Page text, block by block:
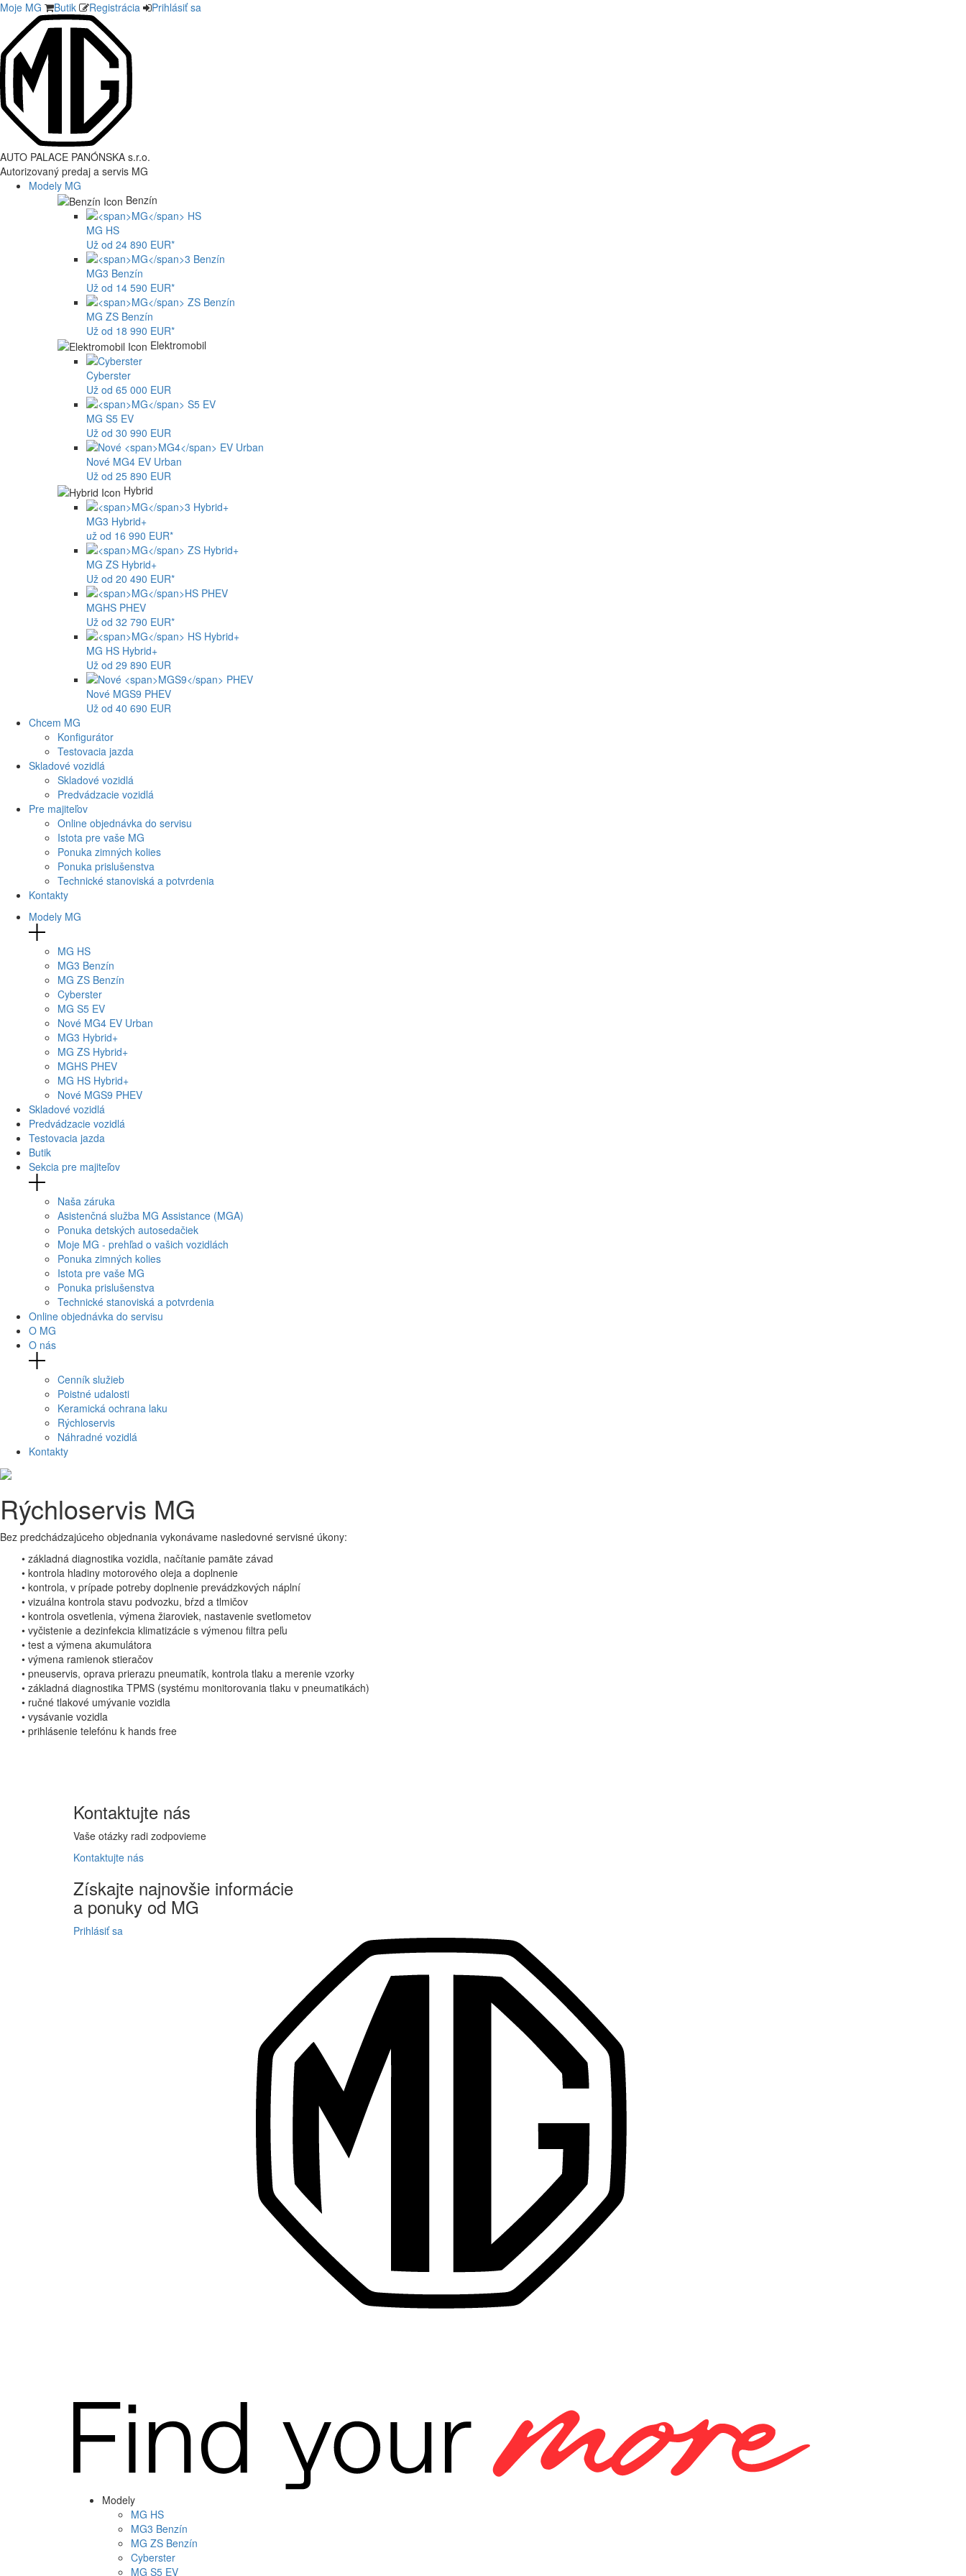
Moje MG Butik Registrácia Prihlásiť sa
AUTO PALACE PANÓNSKA s.r.o.
Autorizovaný predaj a servis MG
Modely MG
Benzín
MG HS
Už od 24 890 EUR*
MG3 Benzín
Už od 14 590 EUR*
MG ZS Benzín
Už od 18 990 EUR*
Elektromobil
Cyberster
Už od 65 000 EUR
MG S5 EV
Už od 30 990 EUR
Nové MG4 EV Urban
Už od 25 890 EUR
Hybrid
MG3 Hybrid+
už od 16 990 EUR*
MG ZS Hybrid+
Už od 20 490 EUR*
MGHS PHEV
Už od 32 790 EUR*
MG HS Hybrid+
Už od 29 890 EUR
Nové MGS9 PHEV
Už od 40 690 EUR
Chcem MG
Konfigurátor
Testovacia jazda
Skladové vozidlá
Skladové vozidlá
Predvádzacie vozidlá
Pre majiteľov
Online objednávka do servisu
Istota pre vaše MG
Ponuka zimných kolies
Ponuka prislušenstva
Technické stanoviská a potvrdenia
Kontakty
Modely MG
MG HS
MG3 Benzín
MG ZS Benzín
Cyberster
MG S5 EV
Nové MG4 EV Urban
MG3 Hybrid+
MG ZS Hybrid+
MGHS PHEV
MG HS Hybrid+
Nové MGS9 PHEV
Skladové vozidlá
Predvádzacie vozidlá
Testovacia jazda
Butik
Sekcia pre majiteľov
Naša záruka
Asistenčná služba MG Assistance (MGA)
Ponuka detských autosedačiek
Moje MG - prehľad o vašich vozidlách
Ponuka zimných kolies
Istota pre vaše MG
Ponuka prislušenstva
Technické stanoviská a potvrdenia
Online objednávka do servisu
O MG
O nás
Cenník služieb
Poistné udalosti
Keramická ochrana laku
Rýchloservis
Náhradné vozidlá
Kontakty
Rýchloservis MG
Bez predchádzajúceho objednania vykonávame nasledovné servisné úkony:
• základná diagnostika vozidla, načítanie pamäte závad
• kontrola hladiny motorového oleja a doplnenie
• kontrola, v prípade potreby doplnenie prevádzkových náplní
• vizuálna kontrola stavu podvozku, bŕzd a tlmičov
• kontrola osvetlenia, výmena žiaroviek, nastavenie svetlometov
• vyčistenie a dezinfekcia klimatizácie s výmenou filtra peľu
• test a výmena akumulátora
• výmena ramienok stieračov
• pneuservis, oprava prierazu pneumatík, kontrola tlaku a merenie vzorky
• základná diagnostika TPMS (systému monitorovania tlaku v pneumatikách)
• ručné tlakové umývanie vozidla
• vysávanie vozidla
• prihlásenie telefónu k hands free
Kontaktujte nás
Vaše otázky radi zodpovieme
Kontaktujte nás
Získajte najnovšie informácie
a ponuky od MG
Prihlásiť sa
Modely
MG HS
MG3 Benzín
MG ZS Benzín
Cyberster
MG S5 EV